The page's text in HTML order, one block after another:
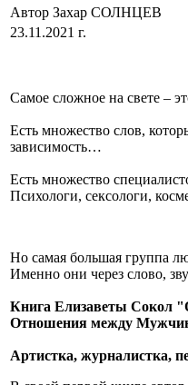
Автор Захар СОЛНЦЕВ
23.11.2021 г.
Самое сложное на свете –
Есть множество слов,
зависимость…
Есть множество
Психологи, сексологи,
Но самая большая группа
Именно они через слово,
Книга Елизаветы Сокол
Отношения между
Артистка, журналистка,